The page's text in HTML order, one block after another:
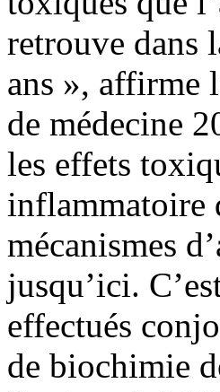
retrouve dans
ans », affirme
de médecine
les effets
inflammatoire
mécanismes
jusqu’ici.
effectués
de biochimie